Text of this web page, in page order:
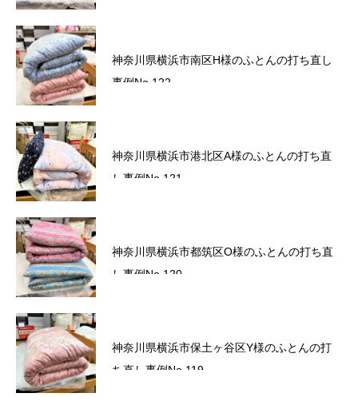
神奈川県横浜市南区H様のふとんの打ち直し
事例No.122
神奈川県横浜市港北区A様のふとんの打ち直
し事例No.121
神奈川県横浜市都筑区O様のふとんの打ち直
し事例No.120
神奈川県横浜市保土ヶ谷区Y様のふとんの打
ち直し事例No.119
六角橋商店街プレミアム商品券のお知らせ
サマーセール2026～ワクワクドキドキ！夏の
スクラッチ！～
かながわトクトクキャンペーン！『かなト
ク！』
六角橋商店街プレミアム商品券のお知らせ